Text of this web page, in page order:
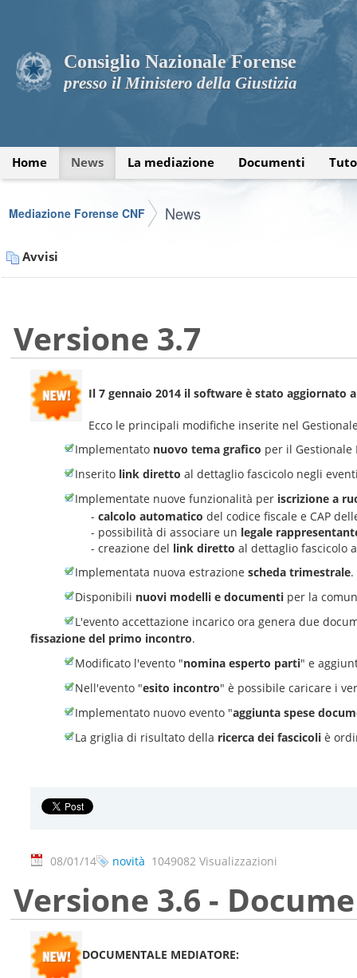
Consiglio Nazionale Forense
presso il Ministero della Giustizia
Home News La mediazione Documenti
Mediazione Forense CNF News
Avvisi
Versione 3.7
Il 7 gennaio 2014 il software è stato aggiornato
Ecco le principali modifiche inserite nel
Implementato nuovo tema grafico per il Gestionale
Inserito link diretto al dettaglio fascicolo negli
Implementate nuove funzionalità per iscrizione a
- calcolo automatico del codice fiscale e CAP
- possibilità di associare un legale
- creazione del link diretto al dettaglio fascicolo
Implementata nuova estrazione scheda trimestrale.
Disponibili nuovi modelli e documenti per la
L'evento accettazione incarico ora genera due
fissazione del primo incontro.
Modificato l'evento "nomina esperto parti" e
Nell'evento "esito incontro" è possibile caricare i
Implementato nuovo evento "aggiunta spese
La griglia di risultato della ricerca dei fascicoli è
08/01/14 novità 1049082 Visualizzazioni
Versione 3.6 -
DOCUMENTALE MEDIATORE: